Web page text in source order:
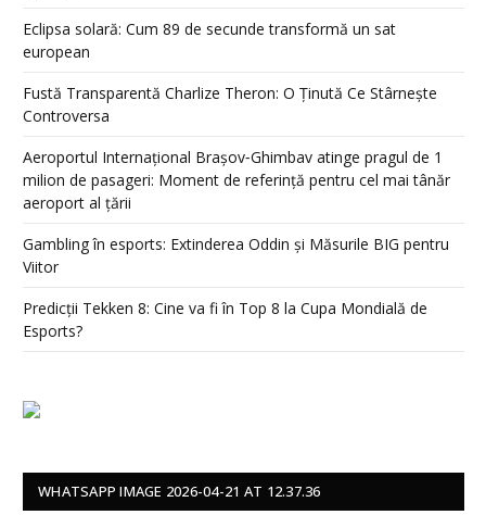
Eclipsa solară: Cum 89 de secunde transformă un sat
european
Fustă Transparentă Charlize Theron: O Ținută Ce Stârnește
Controversa
Aeroportul Internațional Brașov‑Ghimbav atinge pragul de 1
milion de pasageri: Moment de referință pentru cel mai tânăr
aeroport al țării
Gambling în esports: Extinderea Oddin și Măsurile BIG pentru
Viitor
Predicții Tekken 8: Cine va fi în Top 8 la Cupa Mondială de
Esports?
WHATSAPP IMAGE 2026-04-21 AT 12.37.36